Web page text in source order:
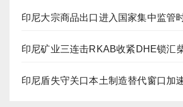
印尼大宗商品出口进入国家集中监管
印尼矿业三连击RKAB收紧DHE锁汇
印尼盾失守关口本土制造替代窗口加